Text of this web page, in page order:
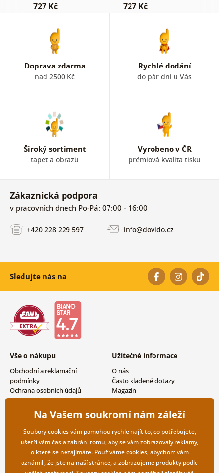
727 Kč 727 Kč
Doprava zdarma
nad 2500 Kč
Rychlé dodání
do pár dní u Vás
Široký sortiment
tapet a obrazů
Vyrobeno v ČR
prémiová kvalita tisku
Zákaznická podpora
v pracovních dnech Po-Pá: 07:00 - 16:00
+420 228 229 597 info@dovido.cz
Sledujte nás na
Vše o nákupu
Obchodní a reklamační
podmínky
Ochrana osobních údajů
Možnosti dopravy a platby
Vrácení zboží
Užitečné informace
O nás
Často kladené dotazy
Magazín
Kontakty
Velkoobchodní spolupráce
Na Vašem soukromí nám záleží
Soubory cookies vám pomohou rychle najít to, co potřebujete,
ušetří vám čas a zabrání tomu, aby se vám zobrazovaly reklamy,
o které se nezajímáte. Používámecookies, abychom vám
oznámili, že jste na naší stránce, a zobrazujeme produkty podle